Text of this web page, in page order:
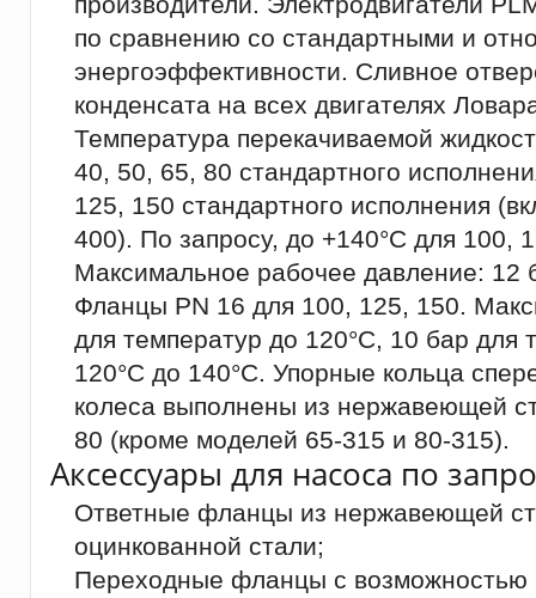
по сравнению со стандартными и
энергоэффективности. Сливное
конденсата на всех двигателях
Температура перекачиваемой
40, 50, 65, 80 стандартного
125, 150 стандартного исполнения
400). По запросу, до +140°C для 100,
Максимальное рабочее давление: 12
Фланцы PN 16 для 100, 125, 150.
для температур до 120°C, 10 бар для
120°C до 140°C. Упорные кольца
колеса выполнены из нержавеющей
80 (кроме моделей 65-315 и 80-315).
Аксессуары для насоса по
Ответные фланцы из нержавеющей
оцинкованной стали;
Переходные фланцы с возможностью